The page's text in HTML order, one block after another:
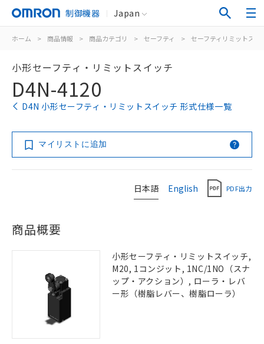
制御機器 Japan
ホーム > 商品情報 > 商品カテゴリ > セーフティ > セーフティリミットスイ
小形セーフティ・リミットスイッチ
D4N-4120
D4N 小形セーフティ・リミットスイッチ 形式仕様一覧
マイリストに追加
日本語 English PDF出力
商品概要
小形セーフティ・リミットスイッチ,
M20, 1コンジット, 1NC/1NO（スナ
ップ・アクション）, ローラ・レバ
ー形（樹脂レバー、樹脂ローラ）